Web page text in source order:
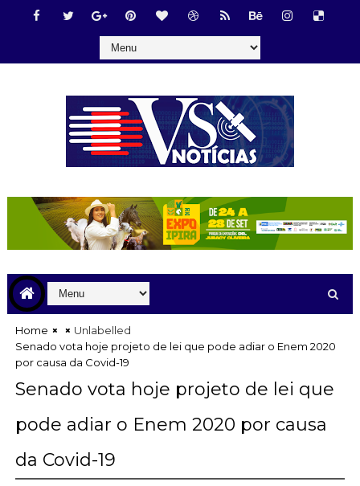
Home
Unlabelled
Senado vota hoje projeto de lei que pode adiar o Enem 2020
por causa da Covid-19
Senado vota hoje projeto de lei que
pode adiar o Enem 2020 por causa
da Covid-19